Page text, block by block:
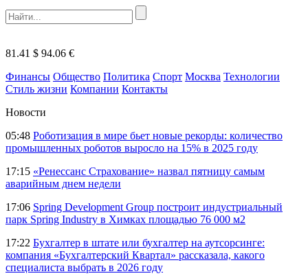
81.41 $ 94.06 €
Финансы Общество Политика Спорт Москва Технологии
Стиль жизни Компании Контакты
Новости
05:48 Роботизация в мире бьет новые рекорды: количество
промышленных роботов выросло на 15% в 2025 году
17:15 «Ренессанс Страхование» назвал пятницу самым
аварийным днем недели
17:06 Spring Development Group построит индустриальный
парк Spring Industry в Химках площадью 76 000 м2
17:22 Бухгалтер в штате или бухгалтер на аутсорсинге:
компания «Бухгалтерский Квартал» рассказала, какого
специалиста выбрать в 2026 году